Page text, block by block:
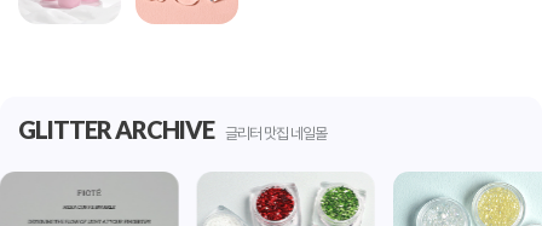
GLITTER ARCHIVE 글리터 맛집 네일몰